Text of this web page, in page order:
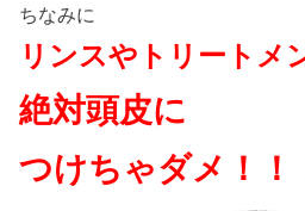
ちなみに
リンスやトリートメ
絶対頭皮に
つけちゃダメ！！